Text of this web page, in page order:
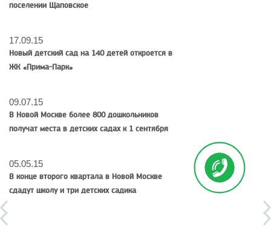
поселении Щаповское
17.09.15
Новый детский сад на 140 детей откроется в
ЖК «Прима-Парк»
09.07.15
В Новой Москве более 800 дошкольников
получат места в детских садах к 1 сентября
05.05.15
В конце второго квартала в Новой Москве
сдадут школу и три детских садика